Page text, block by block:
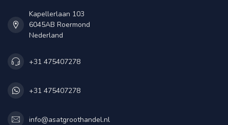
Kapellerlaan 103
6045AB Roermond
Nederland
+31 475407278
+31 475407278
info@asatgroothandel.nl